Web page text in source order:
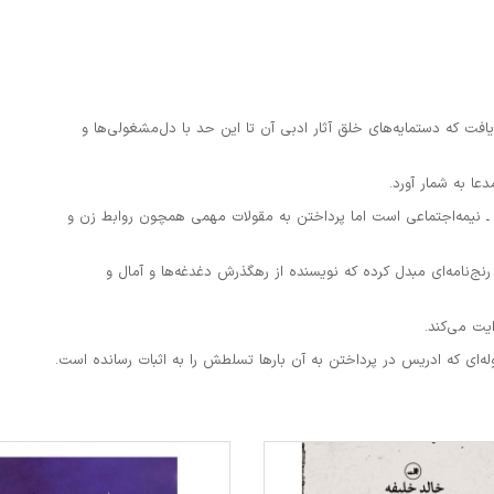
که دستمایه‌های خلق آثار ادبی آن تا این حد با دل‌مشغولی‌ها و
به شمار آورد.
نیمه‌اجتماعی ‌است اما پرداختن به مقولات مهمی همچون روابط زن و
مبدل کرده که نویسنده از رهگذرش دغدغه‌ها و آمال و
می‌کند.
که ادریس در پرداختن به آن بارها تسلطش را به اثبات رسانده است.